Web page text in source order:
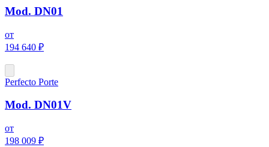
Mod. DN01
от
194 640 ₽
Perfecto Porte
Mod. DN01V
от
198 009 ₽